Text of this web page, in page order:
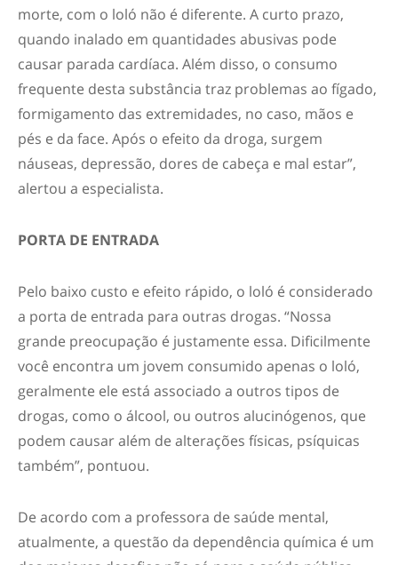
morte, com o loló não é diferente. A curto prazo,
quando inalado em quantidades abusivas pode
causar parada cardíaca. Além disso, o consumo
frequente desta substância traz problemas ao fígado,
formigamento das extremidades, no caso, mãos e
pés e da face. Após o efeito da droga, surgem
náuseas, depressão, dores de cabeça e mal estar”,
alertou a especialista.
PORTA DE ENTRADA
Pelo baixo custo e efeito rápido, o loló é considerado
a porta de entrada para outras drogas. “Nossa
grande preocupação é justamente essa. Dificilmente
você encontra um jovem consumido apenas o loló,
geralmente ele está associado a outros tipos de
drogas, como o álcool, ou outros alucinógenos, que
podem causar além de alterações físicas, psíquicas
também”, pontuou.
De acordo com a professora de saúde mental,
atualmente, a questão da dependência química é um